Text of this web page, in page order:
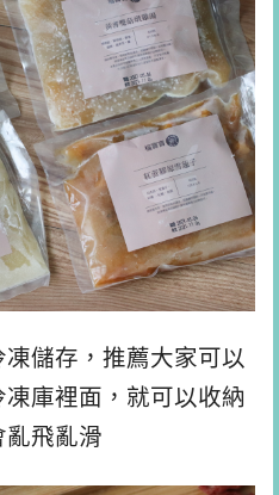
儲存，推薦大家可以
庫裡面，就可以收納
亂飛亂滑